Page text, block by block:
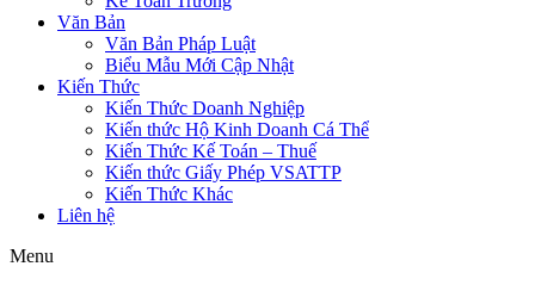
Văn Bản
Văn Bản Pháp Luật
Biểu Mẫu Mới Cập Nhật
Kiến Thức
Kiến Thức Doanh Nghiệp
Kiến thức Hộ Kinh Doanh Cá Thể
Kiến Thức Kế Toán – Thuế
Kiến thức Giấy Phép VSATTP
Kiến Thức Khác
Liên hệ
Menu